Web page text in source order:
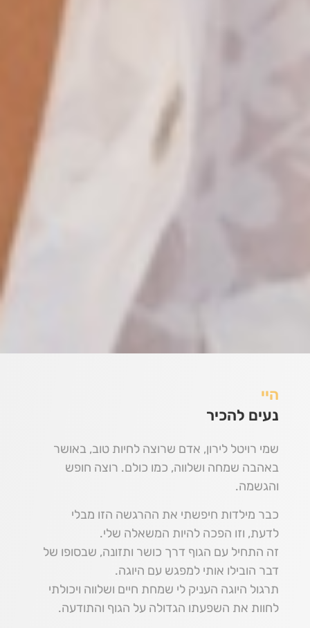
היי
נעים להכיר
שמי רויטל לירון, אדם שרוצה לחיות טוב, באושר
באהבה שמחה ושלווה, כמו כולם. רוצה חופש
והגשמה.
כבר מילדות חיפשתי את ההרגשה הזו מבלי
לדעת, וזו הפכה להיות המשאלה שלי.
זה התחיל עם הגוף דרך כושר ותזונה, שבסופו של
דבר הובילו אותי למפגש עם היוגה.
תרגול היוגה העניק לי שמחת חיים ושלווה ויכולתי
לחוות את השפעתו הגדולה על הגוף והתודעה.